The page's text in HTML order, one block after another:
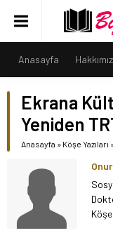
Anasayfa
Ekrana
Yeniden
Anasayfa » Köşe Yazıları